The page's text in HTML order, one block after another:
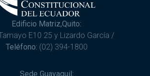
Edificio Matriz,Quito:
E10 25 y Lizardo García /
Teléfono: (02) 394-1800
Sede Guayaquil: